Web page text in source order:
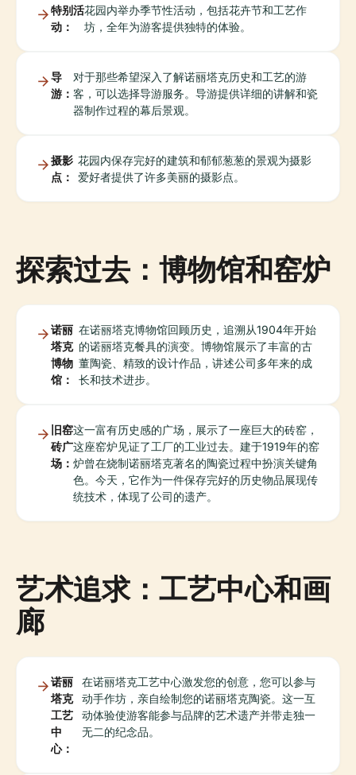
特别活
动：
花园内举办季节性活动，包括花卉节和工艺作
坊，全年为游客提供独特的体验。
导
游：
对于那些希望深入了解诺丽塔克历史和工艺的游
客，可以选择导游服务。导游提供详细的讲解和瓷
器制作过程的幕后景观。
摄影
点：
花园内保存完好的建筑和郁郁葱葱的景观为摄影
爱好者提供了许多美丽的摄影点。
探索过去：博物馆和窑炉
诺丽
塔克
博物
馆：
在诺丽塔克博物馆回顾历史，追溯从1904年开始
的诺丽塔克餐具的演变。博物馆展示了丰富的古
董陶瓷、精致的设计作品，讲述公司多年来的成
长和技术进步。
旧窑
砖广
场：
这一富有历史感的广场，展示了一座巨大的砖窑，
这座窑炉见证了工厂的工业过去。建于1919年的窑
炉曾在烧制诺丽塔克著名的陶瓷过程中扮演关键角
色。今天，它作为一件保存完好的历史物品展现传
统技术，体现了公司的遗产。
艺术追求：工艺中心和画
廊
诺丽
塔克
工艺
中
心：
在诺丽塔克工艺中心激发您的创意，您可以参与
动手作坊，亲自绘制您的诺丽塔克陶瓷。这一互
动体验使游客能参与品牌的艺术遗产并带走独一
无二的纪念品。